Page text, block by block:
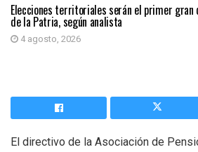
Elecciones territoriales serán el primer gran
de la Patria, según analista
4 agosto, 2026
El directivo de la Asociación de